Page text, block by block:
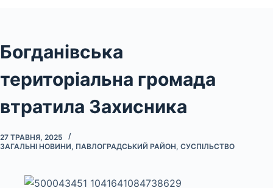
Богданівська
територіальна громада
втратила Захисника
27 ТРАВНЯ, 2025
ЗАГАЛЬНІ НОВИНИ, ПАВЛОГРАДСЬКИЙ РАЙОН, СУСПІЛЬСТВО